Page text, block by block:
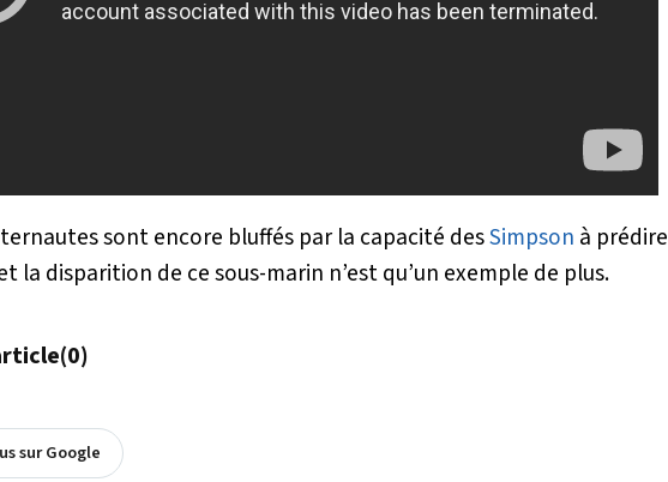
sont encore bluffés par la capacité desSimpson à prédire
la disparition de ce sous-marin n’est qu’un exemple de plus.
(0)
sur Google